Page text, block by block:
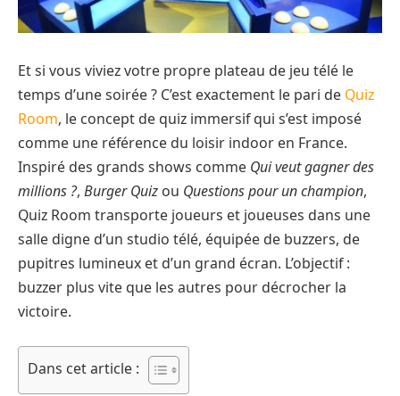
Et si vous viviez votre propre plateau de jeu télé le
temps d’une soirée ? C’est exactement le pari de Quiz
Room, le concept de quiz immersif qui s’est imposé
comme une référence du loisir indoor en France.
Inspiré des grands shows comme Qui veut gagner des
millions ?, Burger Quiz ou Questions pour un champion,
Quiz Room transporte joueurs et joueuses dans une
salle digne d’un studio télé, équipée de buzzers, de
pupitres lumineux et d’un grand écran. L’objectif :
buzzer plus vite que les autres pour décrocher la
victoire.
Dans cet article :